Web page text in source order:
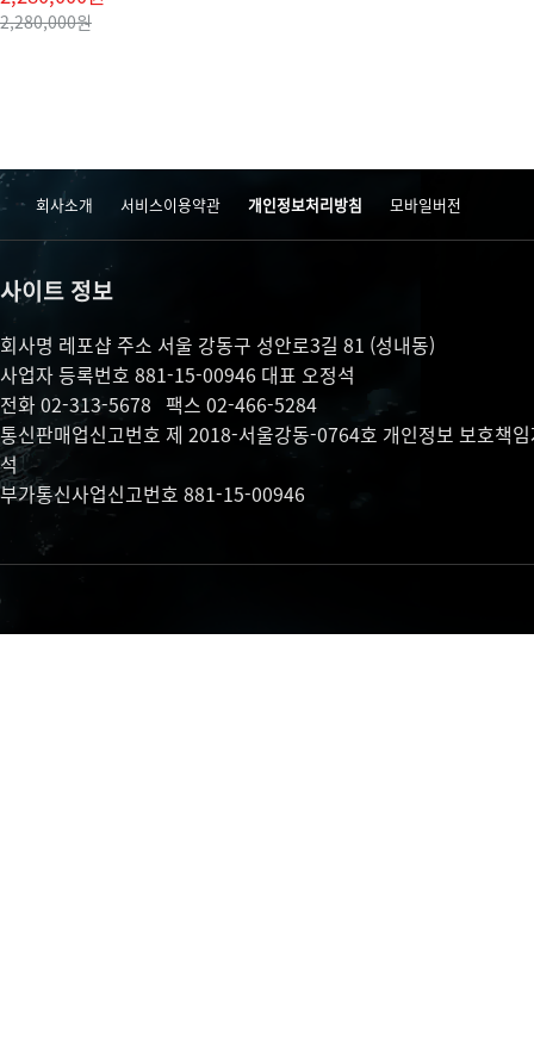
2,280,000원
회사소개 서비스이용약관 개인정보처리방침 모바일버전
사이트 정보
회사명 레포샵 주소 서울 강동구 성안로3길 81 (성내동)
사업자 등록번호 881-15-00946 대표 오정석
전화 02-313-5678 팩스 02-466-5284
통신판매업신고번호 제 2018-서울강동-0764호 개인정보 보호책
석
부가통신사업신고번호 881-15-00946